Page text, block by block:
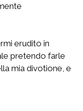
erudito in
pretendo farle
mia divotione, e